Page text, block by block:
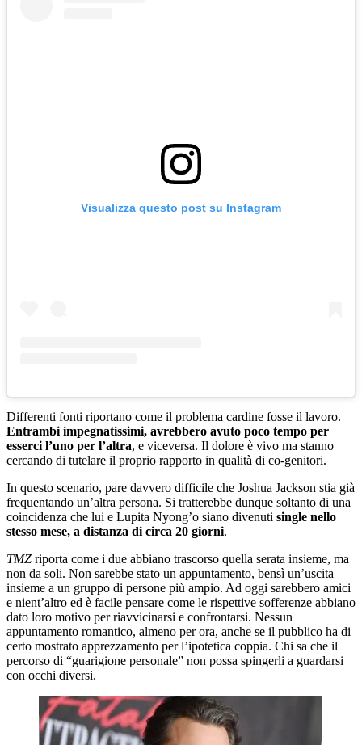
Visualizza questo post su Instagram
Differenti fonti riportano come il problema cardine fosse il lavoro.
Entrambi impegnatissimi, avrebbero avuto poco tempo per
esserci l’uno per l’altra, e viceversa. Il dolore è vivo ma stanno
cercando di tutelare il proprio rapporto in qualità di co-genitori.
In questo scenario, pare davvero difficile che Joshua Jackson stia già
frequentando un’altra persona. Si tratterebbe dunque soltanto di una
coincidenza che lui e Lupita Nyong’o siano divenuti single nello
stesso mese, a distanza di circa 20 giorni.
TMZ riporta come i due abbiano trascorso quella serata insieme, ma
non da soli. Non sarebbe stato un appuntamento, bensì un’uscita
insieme a un gruppo di persone più ampio. Ad oggi sarebbero amici
e nient’altro ed è facile pensare come le rispettive sofferenze abbiano
dato loro motivo per riavvicinarsi e confrontarsi. Nessun
appuntamento romantico, almeno per ora, anche se il pubblico ha di
certo mostrato apprezzamento per l’ipotetica coppia. Chi sa che il
percorso di “guarigione personale” non possa spingerli a guardarsi
con occhi diversi.